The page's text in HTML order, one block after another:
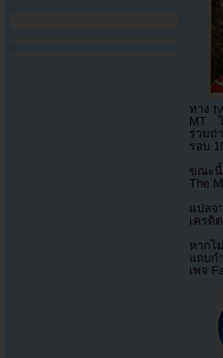
ทาง
MT ไ
ร่วมถ่
รอบ
ขณะนี้
The
แปล
เครดิ
หากไ
แถบก
เพจ